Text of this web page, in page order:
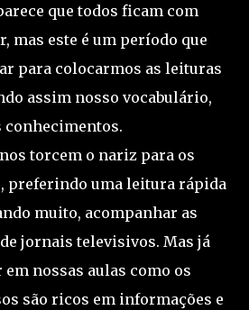
que todos ficam com
mas este é um período que
para colocarmos as leituras
assim nosso vocabulário,
conhecimentos.
torcem o nariz para os
preferindo uma leitura rápida
muito, acompanhar as
jornais televisivos. Mas já
nossas aulas como os
são ricos em informações e